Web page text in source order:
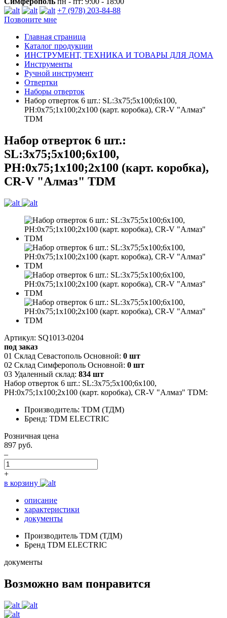
+7 (978) 203-84-88
Позвоните мне
Главная страница
Каталог продукции
ИНСТРУМЕНТ, ТЕХНИКА И ТОВАРЫ ДЛЯ ДОМА
Инструменты
Ручной инструмент
Отвертки
Наборы отверток
Набор отверток 6 шт.: SL:3х75;5х100;6х100,
PH:0х75;1х100;2х100 (карт. коробка), CR-V "Алмаз"
TDM
Набор отверток 6 шт.:
SL:3х75;5х100;6х100,
PH:0х75;1х100;2х100 (карт. коробка),
CR-V "Алмаз" TDM
Артикул: SQ1013-0204
под заказ
01 Склад Севастополь Основной: 0 шт
02 Склад Симферополь Основной: 0 шт
03 Удаленный склад: 834 шт
Набор отверток 6 шт.: SL:3х75;5х100;6х100,
PH:0х75;1х100;2х100 (карт. коробка), CR-V "Алмаз" TDM:
Производитель: TDM (ТДМ)
Бренд: TDM ELECTRIC
Розничная цена
897 руб.
–
+
в корзину
описание
характеристики
документы
Производитель TDM (ТДМ)
Бренд TDM ELECTRIC
документы
Возможно вам понравится